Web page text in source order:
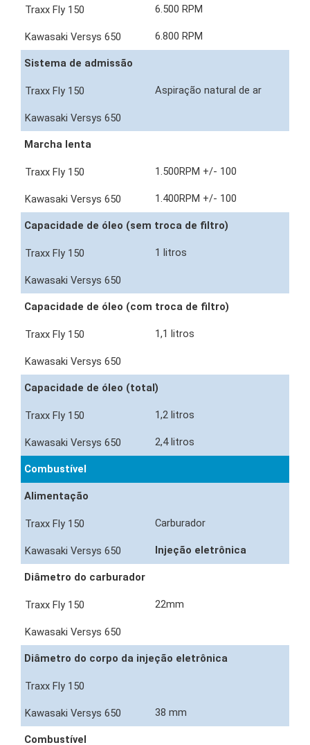
6.500 RPM
6.800 RPM
Sistema de admissão
Aspiração natural de ar
Marcha lenta
1.500RPM +/- 100
1.400RPM +/- 100
Capacidade de óleo (sem troca de filtro)
1 litros
Capacidade de óleo (com troca de filtro)
1,1 litros
Capacidade de óleo (total)
1,2 litros
2,4 litros
Combustível
Alimentação
Carburador
Injeção eletrônica
Diâmetro do carburador
22mm
Diâmetro do corpo da injeção eletrônica
38 mm
Combustível